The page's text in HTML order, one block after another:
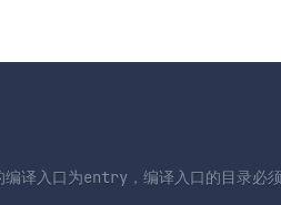
编译入口为entry，编译入口的目录